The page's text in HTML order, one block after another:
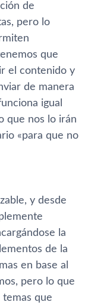
de
pero lo
que
el contenido y
de manera
igual
que nos lo irán
«para que no
y desde
la
de la
en base al
pero lo que
temas que